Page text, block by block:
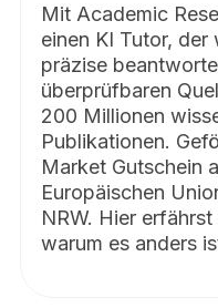
Mit Academic
einen KI Tutor, der
präzise
überprüfbaren
200 Millionen
Publikationen.
Market Gutschein
Europäischen
NRW. Hier
warum es anders